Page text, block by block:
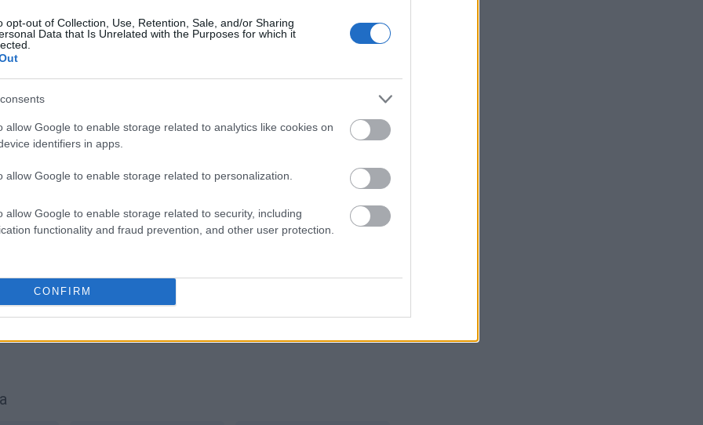
opt-out of Collection, Use, Retention, Sale, and/or Sharing
Data that Is Unrelated with the Purposes for which it
allow Google to enable storage related to analytics like cookies on
identifiers in apps.
allow Google to enable storage related to personalization.
allow Google to enable storage related to security, including
functionality and fraud prevention, and other user protection.
CONFIRM
Brakuje czegoś w haśle?
abonenci Dobrego słownika.
SPRAWDŹ
przysługa?